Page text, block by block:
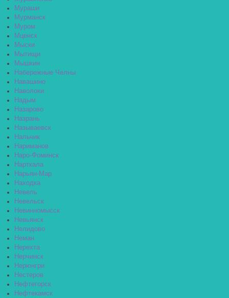
Мураши
Мурманск
Муром
Мценск
Мыски
Мытищи
Мышкин
Набережные Челны
Навашино
Наволоки
Надым
Назарово
Назрань
Называевск
Нальчик
Нариманов
Наро-Фоминск
Нарткала
Нарьян-Мар
Находка
Невель
Невельск
Невинномысск
Невьянск
Нелидово
Неман
Нерехта
Нерчинск
Нерюнгри
Нестеров
Нефтегорск
Нефтекамск